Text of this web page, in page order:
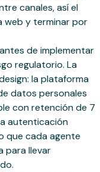
canales, así el
web y terminar por
de implementar
regulatorio. La
la plataforma
datos personales
con retención de 7
autenticación
que cada agente
para llevar